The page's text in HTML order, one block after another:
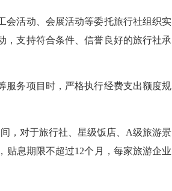
会活动、会展活动等委托旅行社组织实
，支持符合条件、信誉良好的旅行社承
服务项目时，严格执行经费支出额度规
，对于旅行社、星级饭店、A级旅游景
贴息期限不超过12个月，每家旅游企业